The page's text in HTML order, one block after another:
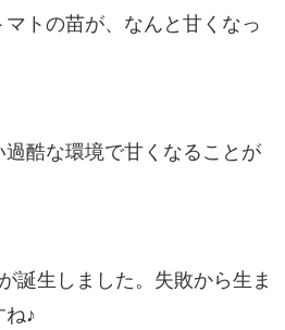
トの苗が、なんと甘くなっ
過酷な環境で甘くなることが
誕生しました。失敗から生ま
ね♪